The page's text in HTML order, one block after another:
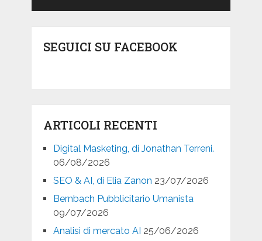
SEGUICI SU FACEBOOK
ARTICOLI RECENTI
Digital Masketing, di Jonathan Terreni.
06/08/2026
SEO & AI, di Elia Zanon 23/07/2026
Bernbach Pubblicitario Umanista
09/07/2026
Analisi di mercato AI 25/06/2026